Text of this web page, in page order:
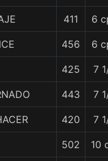
411 6
456 6
425 7
443 7
420 7
502 10